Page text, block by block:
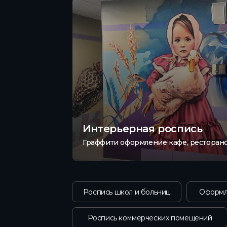
Граффити оформление кафе,
Интерьерная роспись
Роспись коммерческих помещений
Роспись школ и больниц